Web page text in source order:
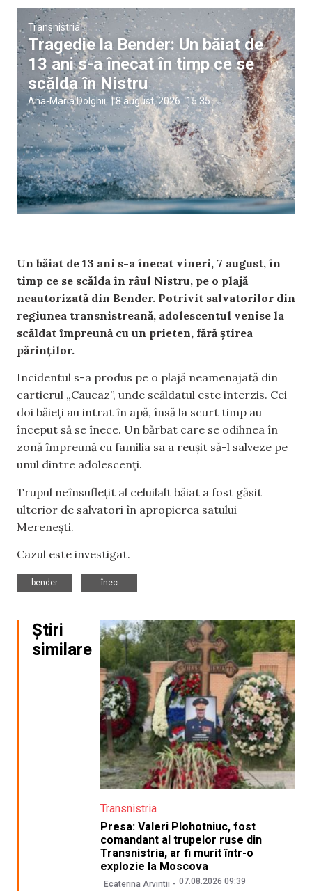
Transnistria
Tragedie la Bender: Un băiat de
13 ani s-a înecat în timp ce se
scălda în Nistru
Ana-Maria Dolghii |8 august, 2026 15:35
Un băiat de 13 ani s-a înecat vineri, 7 august, în
timp ce se scălda în râul Nistru, pe o plajă
neautorizată din Bender. Potrivit salvatorilor din
regiunea transnistreană, adolescentul venise la
scăldat împreună cu un prieten, fără știrea
părinților.
Incidentul s-a produs pe o plajă neamenajată din
cartierul „Caucaz”, unde scăldatul este interzis. Cei
doi băieți au intrat în apă, însă la scurt timp au
început să se înece. Un bărbat care se odihnea în
zonă împreună cu familia sa a reușit să-l salveze pe
unul dintre adolescenți.
Trupul neînsuflețit al celuilalt băiat a fost găsit
ulterior de salvatori în apropierea satului
Merenești.
Cazul este investigat.
bender
înec
Știri
similare
Transnistria
Presa: Valeri Plohotniuc, fost
comandant al trupelor ruse din
Transnistria, ar fi murit într-o
explozie la Moscova
Ecaterina Arvintii 07.08.2026 09:39